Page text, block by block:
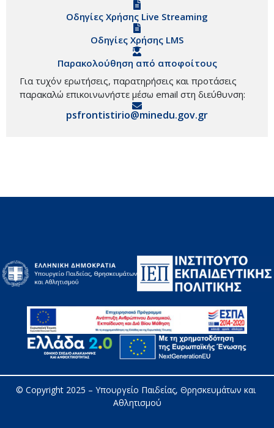
Οδηγίες Χρήσης Live Streaming
Οδηγίες Χρήσης LMS
Παρακολούθηση από αποφοίτους
Για τυχόν ερωτήσεις, παρατηρήσεις και προτάσεις
παρακαλώ επικοινωνήστε μέσω email στη διεύθυνση:
psfrontistirio@minedu.gov.gr
© Copyright 2025 – Υπουργείο Παιδείας, Θρησκευμάτων και
Αθλητισμού